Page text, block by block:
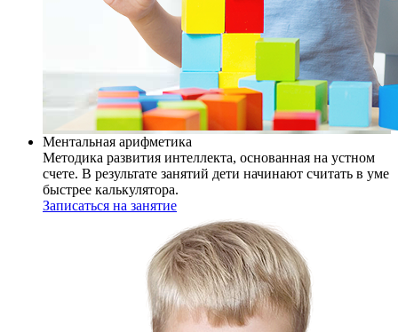
Ментальная арифметика
Методика развития интеллекта, основанная на устном
счете. В результате занятий дети начинают считать в уме
быстрее калькулятора.
Записаться на занятие